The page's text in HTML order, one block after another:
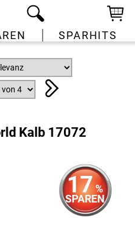
SPARHITS
Kalb 17072
17 %
SPAREN